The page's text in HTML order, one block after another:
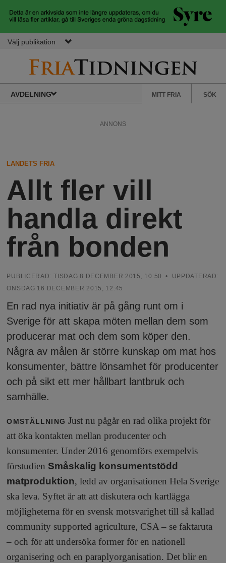
Hoppa till huvudinnehåll
Välj publikation
F
i
a
.
N
u
nyheter
AVDELNING
m
e
n
y
MITT FRIA SÖK
ANNONS
LANDETS FRIA
Allt fler vill
handla direkt
från bonden
PUBLICERAD:TISDAG 8 DECEMBER 2015, 10:50
• UPPDATERAD:
ONSDAG 16 DECEMBER 2015, 12:45
En rad nya initiativ är på gång runt om i
Sverige för att skapa möten mellan dem som
producerar mat och dem som köper den.
Några av målen är större kunskap om mat hos
konsumenter, bättre lönsamhet för producenter
och på sikt ett mer hållbart lantbruk och
samhälle.
OMSTÄLLNING Just nu pågår en rad olika projekt för
att öka kontakten mellan producenter och
konsumenter. Under 2016 genomförs exempelvis
förstudien Småskalig konsumentstödd
matproduktion, ledd av organisationen Hela Sverige
ska leva. Syftet är att att diskutera och kartlägga
möjligheterna för en svensk motsvarighet till så kallad
community supported agriculture, CSA – se faktaruta
– och för att undersöka former för en nationell
organisering och en paraplyorganisation. Det blir en